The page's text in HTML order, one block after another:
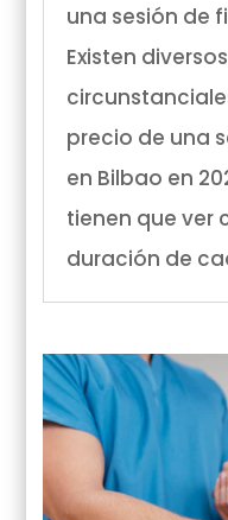
una sesión de
Existen
precio de una
en Bilbao en
tienen que ver
duración de